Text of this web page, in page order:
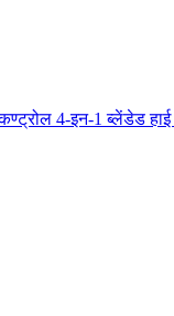
4-इन-1 ब्लेंडेड